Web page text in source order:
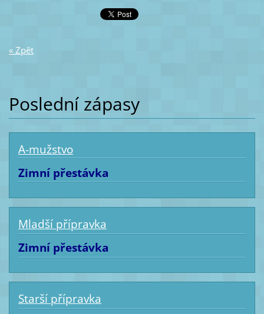
« Zpět
Poslední zápasy
A-mužstvo
Zimní přestávka
Mladší přípravka
Zimní přestávka
Starší přípravka